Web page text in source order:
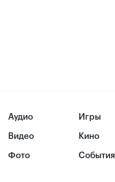
Аудио
Видео
Фото
Игры
Кино
События